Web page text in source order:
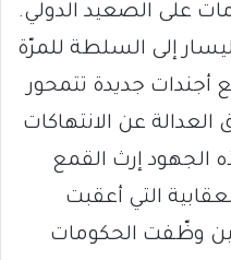
على الصعيد الدولي.
إلى السلطة للمرّة
أجندات جديدة تتمحور
عن الانتهاكات
الجهود إرث القمع
التي أعقبت
حين وظّفت الحكومات